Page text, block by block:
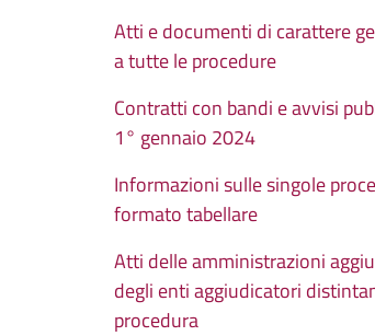
Atti e documenti di carattere
a tutte le procedure
Contratti con bandi e avvisi
1° gennaio 2024
Informazioni sulle singole
formato tabellare
Atti delle amministrazioni
degli enti aggiudicatori
procedura